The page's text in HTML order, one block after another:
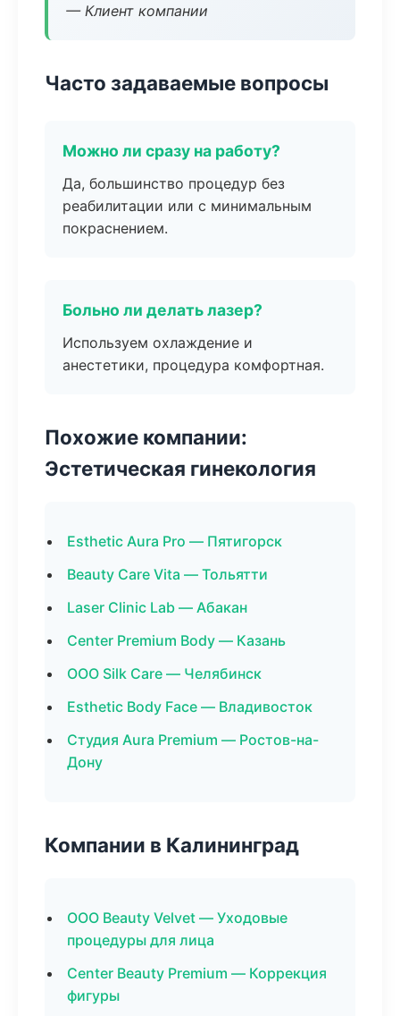
— Клиент компании
Часто задаваемые вопросы
Можно ли сразу на работу?
Да, большинство процедур без
реабилитации или с минимальным
покраснением.
Больно ли делать лазер?
Используем охлаждение и
анестетики, процедура комфортная.
Похожие компании:
Эстетическая гинекология
Esthetic Aura Pro — Пятигорск
Beauty Care Vita — Тольятти
Laser Clinic Lab — Абакан
Center Premium Body — Казань
ООО Silk Care — Челябинск
Esthetic Body Face — Владивосток
Студия Aura Premium — Ростов-на-
Дону
Компании в Калининград
ООО Beauty Velvet — Уходовые
процедуры для лица
Center Beauty Premium — Коррекция
фигуры